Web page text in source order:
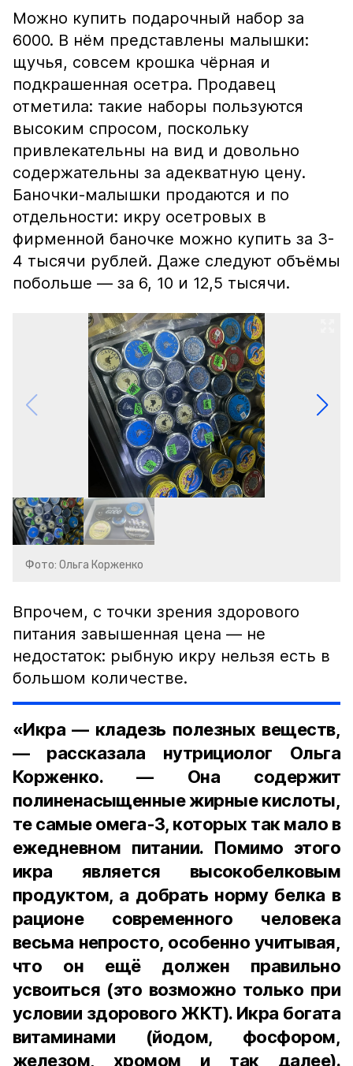
Можно купить подарочный набор за
6000. В нём представлены малышки:
щучья, совсем крошка чёрная и
подкрашенная осетра. Продавец
отметила: такие наборы пользуются
высоким спросом, поскольку
привлекательны на вид и довольно
содержательны за адекватную цену.
Баночки-малышки продаются и по
отдельности: икру осетровых в
фирменной баночке можно купить за 3-
4 тысячи рублей. Даже следуют объёмы
побольше — за 6, 10 и 12,5 тысячи.
Фото: Ольга Корженко
Впрочем, с точки зрения здорового
питания завышенная цена — не
недостаток: рыбную икру нельзя есть в
большом количестве.
«Икра — кладезь полезных веществ,
— рассказала нутрициолог Ольга
Корженко. — Она содержит
полиненасыщенные жирные кислоты,
те самые омега-3, которых так мало в
ежедневном питании. Помимо этого
икра является высокобелковым
продуктом, а добрать норму белка в
рационе современного человека
весьма непросто, особенно учитывая,
что он ещё должен правильно
усвоиться (это возможно только при
условии здорового ЖКТ). Икра богата
витаминами (йодом, фосфором,
железом, хромом и так далее).